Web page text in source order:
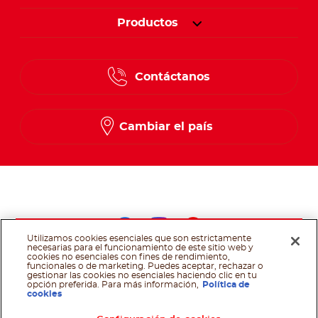
Productos
Contáctanos
Cambiar el país
Siga con nosotros
Siga con
Siga con
@Ferrero 2025 All rights reserved. Política de cookies
Terminos y
Condiciones
Requerimientos técnicos Políticas de privacidad
Utilizamos cookies esenciales que son estrictamente
necesarias para el funcionamiento de este sitio web y
cookies no esenciales con fines de rendimiento,
funcionales o de marketing. Puedes aceptar, rechazar o
gestionar las cookies no esenciales haciendo clic en tu
opción preferida. Para más información,
Política de
cookies